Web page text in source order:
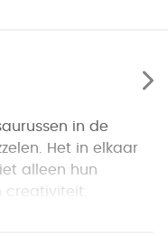
in de
Het in elkaar
alleen hun
creativiteit.